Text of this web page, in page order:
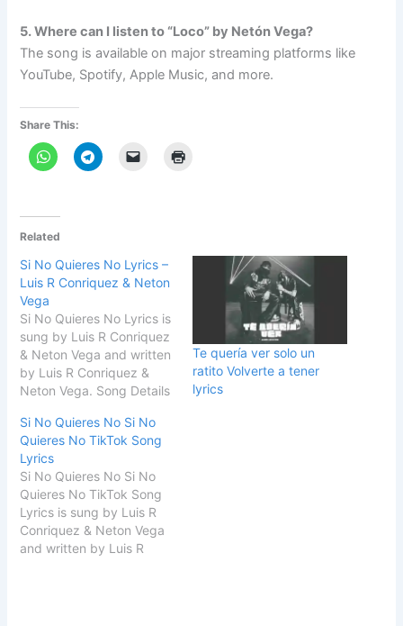
5. Where can I listen to “Loco” by Netón Vega?
The song is available on major streaming platforms like
YouTube, Spotify, Apple Music, and more.
Share This:
Related
Si No Quieres No Lyrics –
Luis R Conriquez & Neton
Vega
Si No Quieres No Lyrics is
sung by Luis R Conriquez
& Neton Vega and written
by Luis R Conriquez &
Neton Vega. Song Details
NoSingerLuis R Conriquez
& Neton
VegaSongwriterLuis R
Conriquez & Neton Vega
START Si No Quieres No
Lyrics ¡Tracas, hijo 'e su…
Te quería ver solo un
ratito Volverte a tener
lyrics
Si No Quieres No Si No
Quieres No TikTok Song
Lyrics
Si No Quieres No Si No
Quieres No TikTok Song
Lyrics is sung by Luis R
Conriquez & Neton Vega
and written by Luis R